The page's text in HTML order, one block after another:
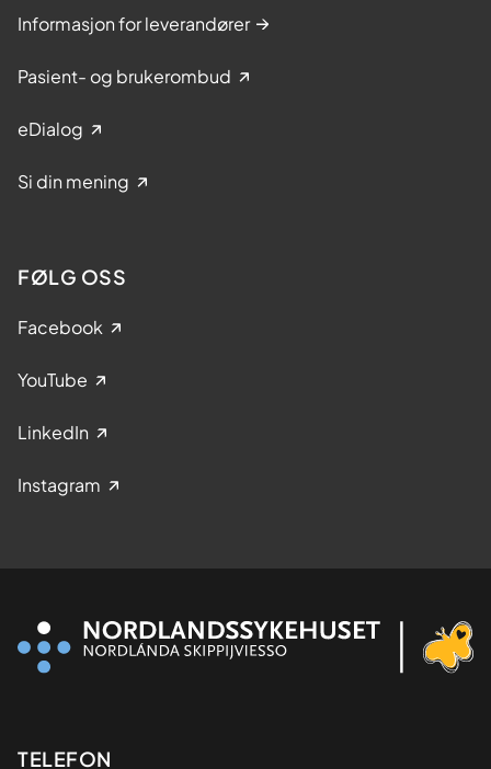
Informasjon for leverandører
Pasient- og brukerombud
eDialog
Si din mening
FØLG OSS
Facebook
YouTube
LinkedIn
Instagram
TELEFON